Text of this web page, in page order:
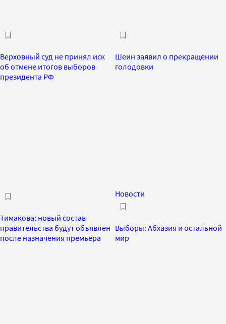
Верховный суд не принял иск
об отмене итогов выборов
президента РФ
Шеин заявил о прекращении
голодовки
Тимакова: новый состав
правительства будут объявлен
после назначения премьера
Новости
Выборы: Абхазия и остальной
мир